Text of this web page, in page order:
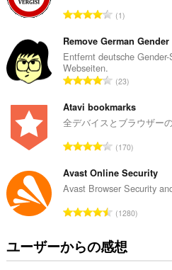
：
評
の
総
：
1
Remove German
Entfernt deutsche
Webseiten.
評
の
総
：
23
Atavi bookmarks
全デバイスとブラウザー
評
の
総
：
170
Avast Online Security
Avast Browser Security
評
の
総
1280
ユーザーからの感想